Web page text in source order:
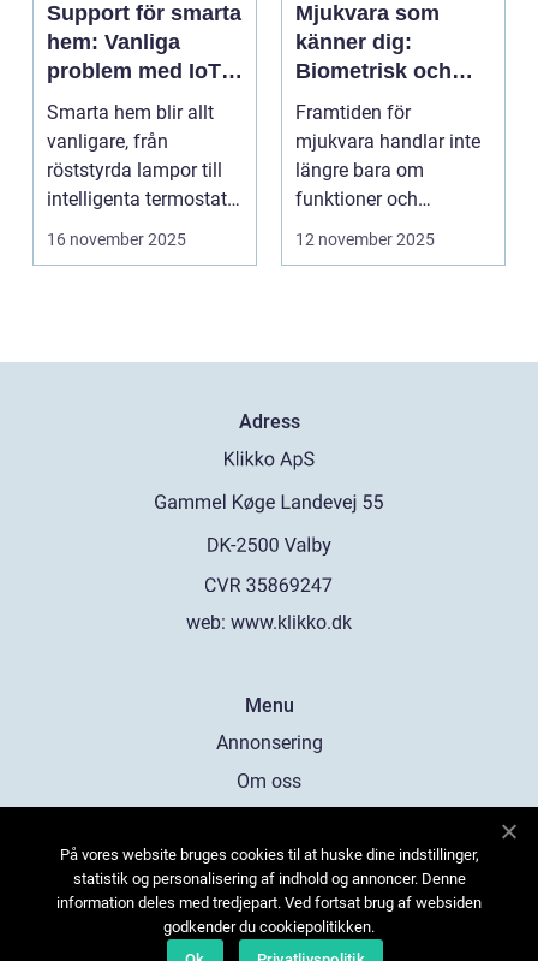
Support för smarta
hem: Vanliga
problem med IoT-
enheter
Smarta hem blir allt
vanligare, från
röststyrda lampor till
intelligenta termostater
och ...
16 november 2025
Mjukvara som
känner dig:
Biometrisk och
beteendedriven
personalisering
Framtiden för
mjukvara handlar inte
längre bara om
funktioner och
användargränss...
12 november 2025
Adress
web: www.klikko.dk
Menu
Annonsering
Om oss
Kontakta oss
Sitemap
På vores website bruges cookies til at huske dine indstillinger,
statistik og personalisering af indhold og annoncer. Denne
information deles med tredjepart. Ved fortsat brug af websiden
godkender du cookiepolitikken.